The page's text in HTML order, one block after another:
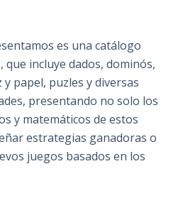
es una catálogo
que incluye dados, dominós,
papel, puzles y diversas
presentando no solo los
y matemáticos de estos
estrategias ganadoras o
juegos basados en los